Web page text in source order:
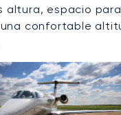
altura, espacio
una confortable